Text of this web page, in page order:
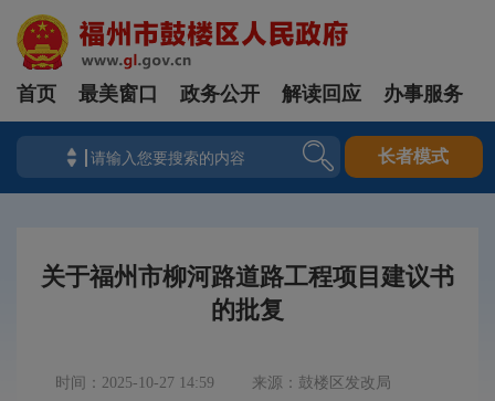
首页 最美窗口 政务公开 解读回应 办事服务
长者模式
关于福州市柳河路道路工程项目建议书
的批复
时间：2025-10-27 14:59 来源：鼓楼区发改局